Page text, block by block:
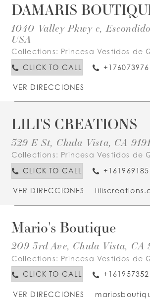
DAMARIS
1040 Valley Pkwy c,
USA
Collections: Princesa Vestidos de
CLICK TO CALL
VER DIRECCIONES
LILI'S CREATIONS
329 E St, Chula Vista, CA
Collections: Princesa Vestidos de
CLICK TO CALL
VER DIRECCIONES
Mario's Boutique
209 3rd Ave, Chula Vista, CA
Collections: Princesa Vestidos de
CLICK TO CALL
VER DIRECCIONES